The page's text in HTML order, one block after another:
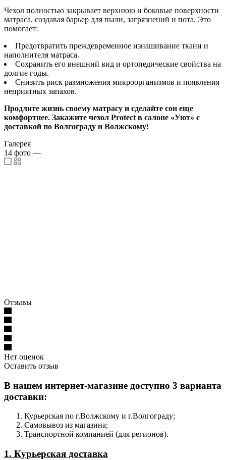
Чехол полностью закрывает верхнюю и боковые поверхности
матраса, создавая барьер для пыли, загрязнений и пота. Это
помогает:
Предотвратить преждевременное изнашивание ткани и
наполнителя матраса.
Сохранить его внешний вид и ортопедические свойства на
долгие годы.
Снизить риск размножения микроорганизмов и появления
неприятных запахов.
Продлите жизнь своему матрасу и сделайте сон еще
комфортнее. Закажите чехол Protect в салоне «Уют» с
доставкой по Волгограду и Волжскому!
Галерея
14 фото —
Отзывы
Нет оценок
Оставить отзыв
В нашем интернет-магазине доступно 3 варианта
доставки:
Курьерская по г.Волжскому и г.Волгограду;
Самовывоз из магазина;
Транспортной компанией (для регионов).
1. Курьерская доставка